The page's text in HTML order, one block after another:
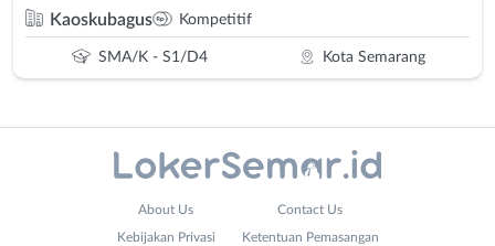
Kaoskubagus Kompetitif
SMA/K - S1/D4 Kota Semarang
About Us Contact Us
Kebijakan Privasi Ketentuan Pemasangan